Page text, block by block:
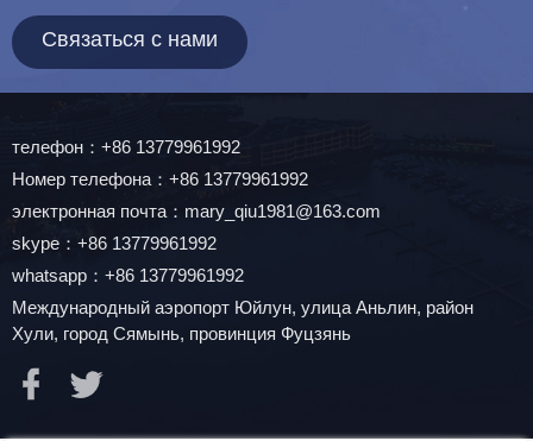
Связаться с нами
телефон：+86 13779961992
Номер телефона：+86 13779961992
электронная почта：mary_qiu1981@163.com
skype：+86 13779961992
whatsapp：+86 13779961992
Международный аэропорт Юйлун, улица Аньлин, район
Хули, город Сямынь, провинция Фуцзянь